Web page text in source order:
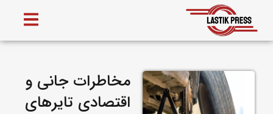
مخاطرات جانی و
اقتصادی تایرهای